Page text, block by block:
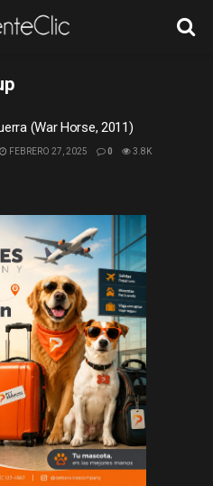
(War Horse, 2011)
FEBRERO 27, 2025 0 3.8K